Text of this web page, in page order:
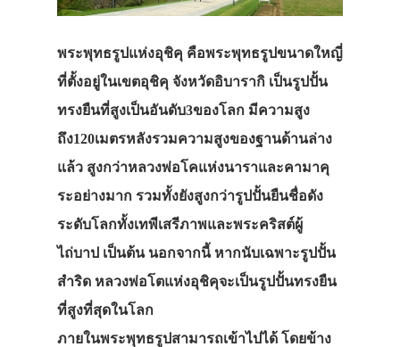
พระพุทธรูปแห่งอุชิคุ คือพระพุทธรูปขนาดใหญี่
ที่ตั้งอยู่ในเขตอุชิคุ จังหวัดอิบารากิ เป็นรูปปั้น
ทรงยืนที่สูงเป็นอันดับ3ของโลก มีความสูง
ถึง120เมตรหลังรวมความสูงของฐานด้านล่าง
แล้ว สูงกว่าหลวงพ่อโคแห่งนาราและคามาคุ
ระอย่างมาก รวมทั้งยังสูงกว่ารูปปั้นยืนชื่อดัง
ระดับโลกทั้งเทพีเสรีภาพและพระคริสต์ผู้
ไถ่บาป เป็นต้น นอกจากนี้ หากนับเฉพาะรูปปั้น
สำริด หลวงพ่อโตแห่งอุชิคุจะเป็นรูปปั้นทรงยืน
ที่สูงที่สุดในโลก
ภายในพระพุทธรูปสามารถเข้าไปได้ โดยข้าง